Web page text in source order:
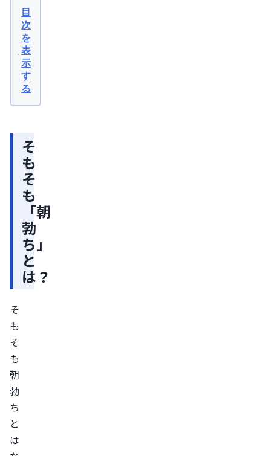
目
次
を
表
示
す
る
そ
も
そ
も
「朝
勃
ち」
と
は？
そ
も
そ
も
朝
勃
ち
と
は